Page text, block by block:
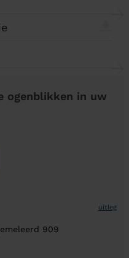
ogenblikken in uw
uitleg
909